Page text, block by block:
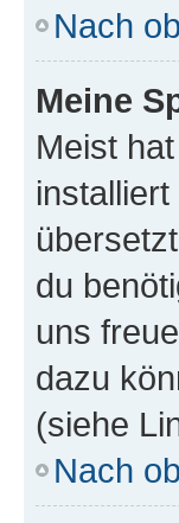
Nach
Meine
Meist
du
uns
dazu
(siehe
Nach